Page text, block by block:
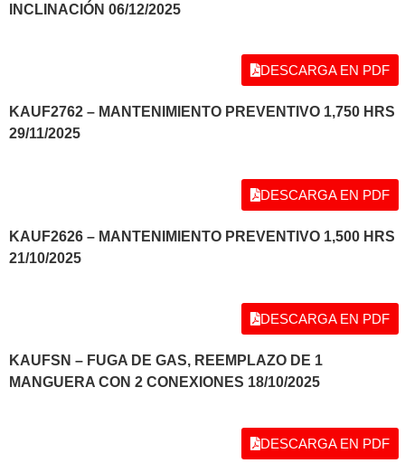
INCLINACIÓN 06/12/2025
DESCARGA EN PDF
KAUF2762 – MANTENIMIENTO PREVENTIVO 1,750 HRS
29/11/2025
DESCARGA EN PDF
KAUF2626 – MANTENIMIENTO PREVENTIVO 1,500 HRS
21/10/2025
DESCARGA EN PDF
KAUFSN – FUGA DE GAS, REEMPLAZO DE 1
MANGUERA CON 2 CONEXIONES 18/10/2025
DESCARGA EN PDF